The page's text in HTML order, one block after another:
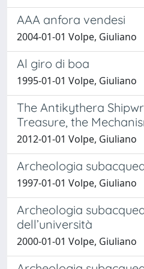
AAA anfora vendesi
2004-01-01 Volpe, Giuliano
Al giro di boa
1995-01-01 Volpe, Giuliano
The Antikythera
Treasure, the
2012-01-01 Volpe, Giuliano
Archeologia
1997-01-01 Volpe, Giuliano
Archeologia
dell’università
2000-01-01 Volpe, Giuliano